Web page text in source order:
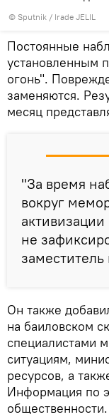
© Sputnik / Irade JELIL
Постоянные
установленным
огонь".
заменяются.
месяц
"За время
вокруг
не
заместитель
Он также
на баиловском
специалистами
ситуациям,
ресурсов, а
Информация по
общественности.